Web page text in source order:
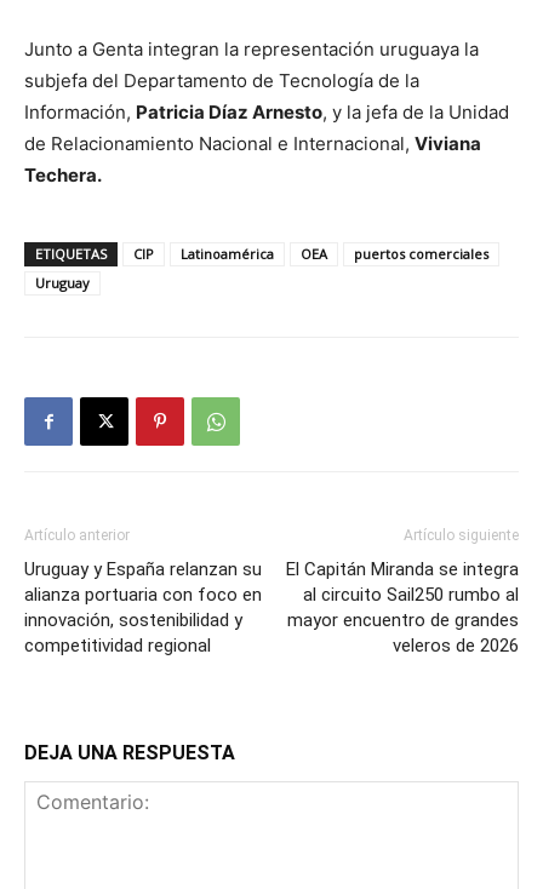
Junto a Genta integran la representación uruguaya la
subjefa del Departamento de Tecnología de la
Información, Patricia Díaz Arnesto, y la jefa de la Unidad
de Relacionamiento Nacional e Internacional, Viviana
Techera.
ETIQUETAS CIP Latinoamérica OEA
puertos comerciales
Uruguay
Artículo anterior
Uruguay y España relanzan su
alianza portuaria con foco en
innovación, sostenibilidad y
competitividad regional
Artículo siguiente
El Capitán Miranda se integra
al circuito Sail250 rumbo al
mayor encuentro de grandes
veleros de 2026
DEJA UNA RESPUESTA